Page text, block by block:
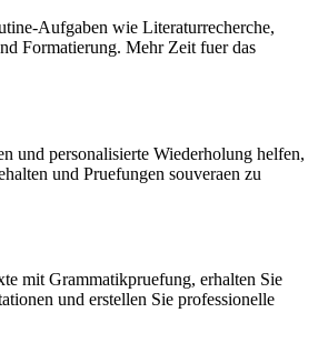
Aufgaben wie Literaturrecherche,
Formatierung. Mehr Zeit fuer das
und personalisierte Wiederholung helfen,
und Pruefungen souveraen zu
mit Grammatikpruefung, erhalten Sie
und erstellen Sie professionelle